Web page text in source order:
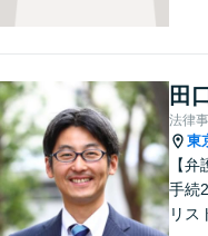
合い
ラブ
もお
田
法律
東
【
手続
リス